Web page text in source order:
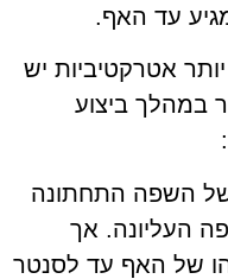
עד האף.
אטרקטיביות יש
במהלך ביצוע
השפה התחתונה
העליונה. אך
של האף עד לסנטר